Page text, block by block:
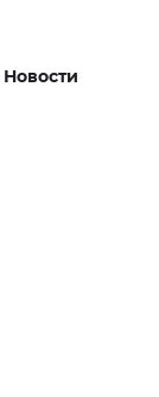
Новости